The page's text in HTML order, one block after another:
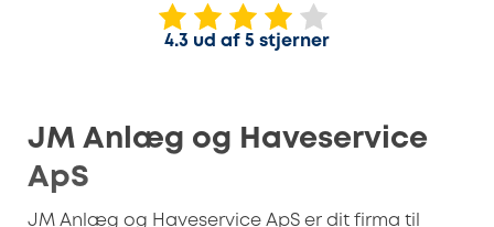
4.3 ud af 5 stjerner
JM Anlæg og Haveservice
ApS
JM Anlæg og Haveservice ApS er dit firma til